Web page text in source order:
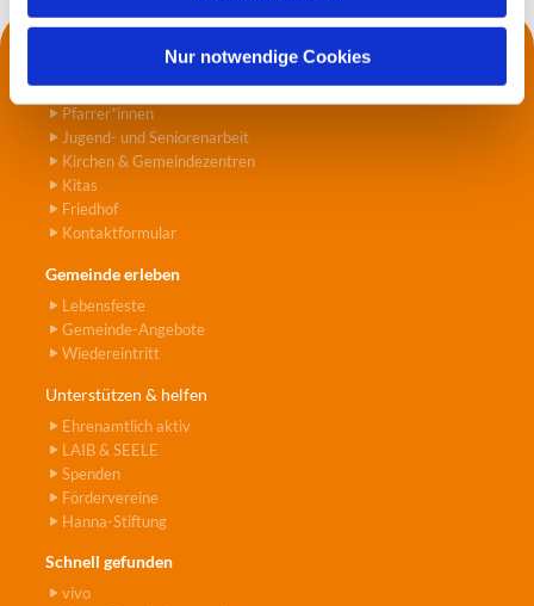
h
Nur notwendige Cookies
Die Küsterei
Pfarrer*innen
Jugend- und Seniorenarbeit
Kirchen & Gemeindezentren
Kitas
Friedhof
Kontaktformular
Gemeinde erleben
Lebensfeste
Gemeinde-Angebote
Wiedereintritt
Unterstützen & helfen
Ehrenamtlich aktiv
LAIB & SEELE
Spenden
Fördervereine
Hanna-Stiftung
Schnell gefunden
vivo